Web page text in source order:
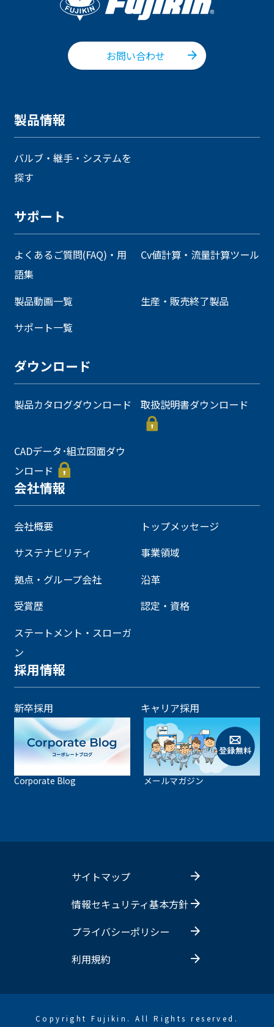
お問い合わせ
製品情報
バルブ・継手・システムを
探す
サポート
よくあるご質問(FAQ)・用
語集
Cv値計算・流量計算ツール
製品動画一覧
生産・販売終了製品
サポート一覧
ダウンロード
製品カタログダウンロード 取扱説明書ダウンロード
CADデータ･組立図面ダウ
ンロード
会社情報
会社概要
トップメッセージ
サステナビリティ
事業領域
拠点・グループ会社
沿革
受賞歴
認定・資格
ステートメント・スローガ
ン
採用情報
新卒採用 キャリア採用
Corporate Blog メールマガジン
サイトマップ
情報セキュリティ基本方針
プライバシーポリシー
利用規約
Copyright Fujikin. All Rights reserved.